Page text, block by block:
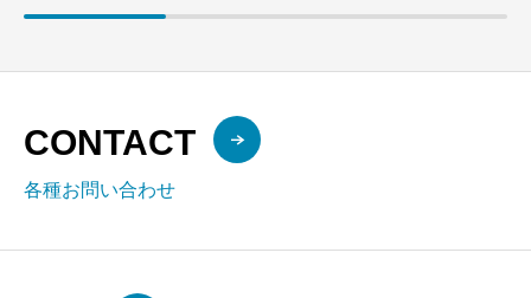
CONTACT
各種お問い合わせ